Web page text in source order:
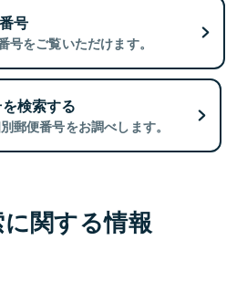
号
号をご覧いただけます。
検索する
郵便番号をお調べします。
関する情報